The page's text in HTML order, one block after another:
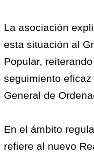
La asociación
esta situación al
Popular,
seguimiento
General de
En el ámbito
refiere al nuevo